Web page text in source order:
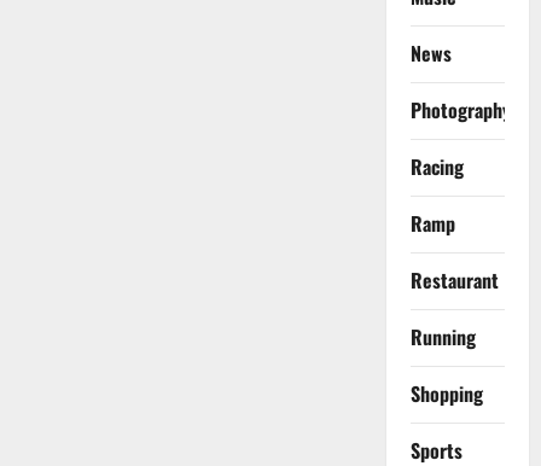
News
Photography
Racing
Ramp
Restaurant
Running
Shopping
Sports